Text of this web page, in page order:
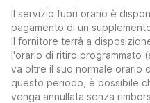
Il servizio fuori orario è
pagamento di un
Il fornitore terrà a
l'orario di ritiro programmato
va oltre il suo normale orario
questo periodo, è possibile
venga annullata senza